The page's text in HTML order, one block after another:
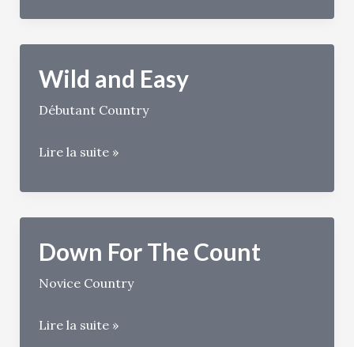
Wild and Easy
Débutant Country
Wild
Easy
Lire la suite »
Down For The Count
Novice Country
Down
Lire la suite »